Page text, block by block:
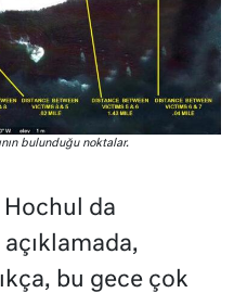
bulunduğu noktalar.
Hochul da
bu gece çok